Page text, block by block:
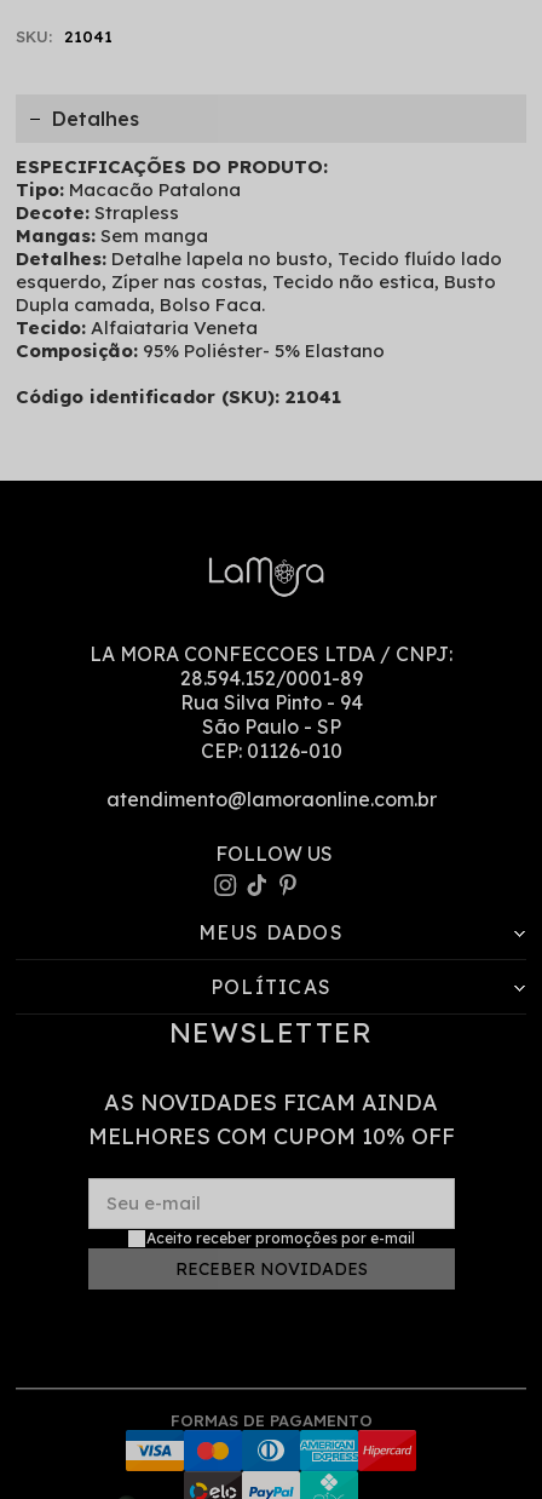
SKU: 21041
Detalhes
ESPECIFICAÇÕES DO PRODUTO:
Tipo: Macacão Patalona
Decote: Strapless
Mangas: Sem manga
Detalhes: Detalhe lapela no busto, Tecido fluído lado
esquerdo, Zíper nas costas, Tecido não estica, Busto
Dupla camada, Bolso Faca.
Tecido: Alfaiataria Veneta
Composição: 95% Poliéster- 5% Elastano
Código identificador (SKU): 21041
LA MORA CONFECCOES LTDA / CNPJ:
28.594.152/0001-89
Rua Silva Pinto - 94
São Paulo - SP
CEP: 01126-010
atendimento@lamoraonline.com.br
MEUS DADOS
POLÍTICAS
NEWSLETTER
AS NOVIDADES FICAM AINDA
MELHORES COM CUPOM 10% OFF
Seu e-mail
RECEBER NOVIDADES
Aceito receber promoções por e-mail
FORMAS DE PAGAMENTO